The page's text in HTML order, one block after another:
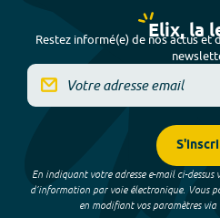
Elix, la
Restez informé(e) de nos actus et
En indiquant votre adresse e-mail ci-
d’information par voie électronique. Vous
en modifiant vos paramètres via